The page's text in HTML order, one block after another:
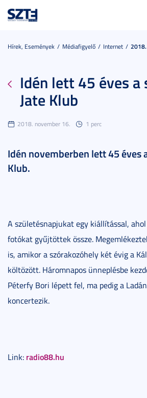
Hírek, Események Médiafigyelő Internet 2018.
Idén lett 45 éves a
Jate Klub
2018. november 16. 1 perc
Idén novemberben lett 45 éves
Klub.
A születésnapjukat egy kiállítással,
fotókat gyűjtöttek össze.
is, amikor a szórakozóhely két évig a
költözött. Háromnapos ünneplésbe
Péterfy Bori lépett fel, ma pedig a
koncertezik.
Link: radio88.hu